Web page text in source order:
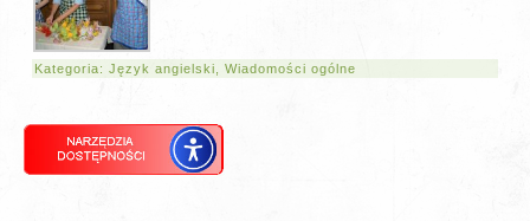
Kategoria:Język angielski ,Wiadomości ogólne